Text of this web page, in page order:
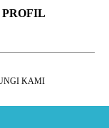
PROFIL
KAMI